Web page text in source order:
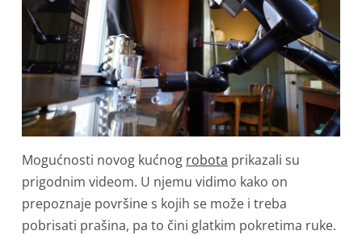
Mogućnosti novog kućnog robota prikazali su
prigodnim videom. U njemu vidimo kako on
prepoznaje površine s kojih se može i treba
pobrisati prašina, pa to čini glatkim pokretima ruke.